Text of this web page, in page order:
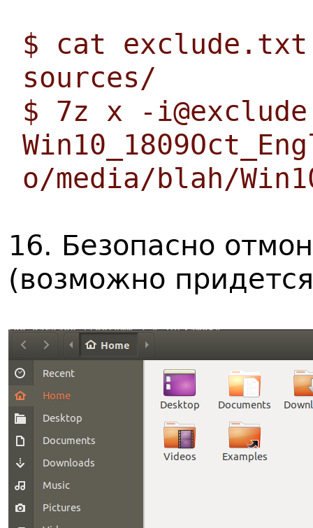
$ cat exclude.txt
sources/
$ 7z x -
o/media/blah/
16. Безопасно
(возможно